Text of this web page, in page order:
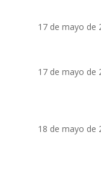
17 de mayo de
17 de mayo de
18 de mayo de